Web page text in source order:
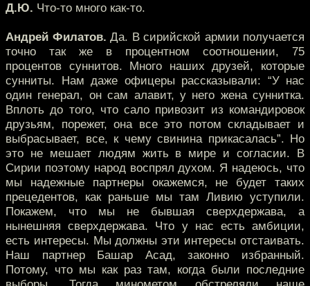
Д.Ю. Что-то много как-то.
Андрей Филатов. Да. В сирийской армии получается
точно так же в процентном соотношении, 75
процентов суннитов. Много наших друзей, которые
сунниты. Нам даже офицеры рассказывали: “У нас
один генерал, он сам алавит, у него жена суннитка.
Вплоть до того, что сало привозит из командировок
друзьям, порежет, она все это потом складывает и
выбрасывает, все, к чему свинина прикасалась”. Но
это не мешает людям жить в мире и согласии. В
Сирии поэтому народ воспрял духом. Я надеюсь, что
мы надежные партнеры окажемся, не будет таких
прецедентов, как раньше мы там Ливию уступили.
Покажем, что мы не бывшая сверхдержава, а
нынешняя сверхдержава. Что у нас есть амбиции,
есть интересы. Мы должны эти интересы отстаивать.
Наш партнер Башар Асад, законно избранный.
Потому, что мы как раз там, когда были последние